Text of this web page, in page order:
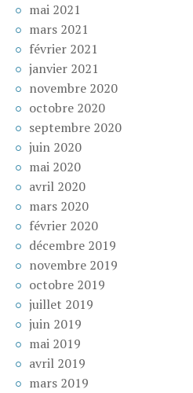
mai 2021
mars 2021
février 2021
janvier 2021
novembre 2020
octobre 2020
septembre 2020
juin 2020
mai 2020
avril 2020
mars 2020
février 2020
décembre 2019
novembre 2019
octobre 2019
juillet 2019
juin 2019
mai 2019
avril 2019
mars 2019